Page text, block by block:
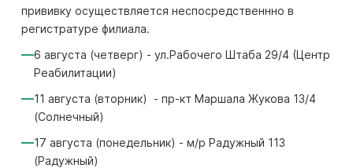
прививку осуществляется неспосредственнно в
регистратуре филиала.
6 августа (четверг) - ул.Рабочего Штаба 29/4 (Центр
Реабилитации)
11 августа (вторник) - пр-кт Маршала Жукова 13/4
(Солнечный)
17 августа (понедельник) - м/р Радужный 113
(Радужный)